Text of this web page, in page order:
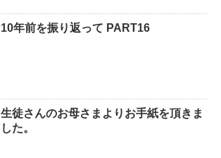
10年前を振り返って PART16
生徒さんのお母さまよりお手紙を頂きま
した。